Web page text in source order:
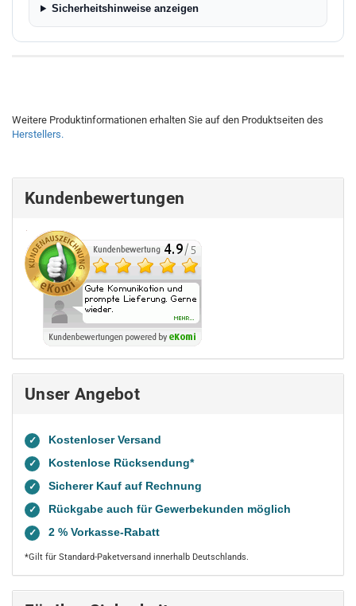
Sicherheitshinweise anzeigen
Weitere Produktinformationen erhalten Sie auf den Produktseiten des
Herstellers.
Kundenbewertungen
Unser Angebot
✓ Kostenloser Versand
✓ Kostenlose Rücksendung*
✓ Sicherer Kauf auf Rechnung
✓ Rückgabe auch für Gewerbekunden möglich
✓ 2 % Vorkasse-Rabatt
*Gilt für Standard-Paketversand innerhalb Deutschlands.